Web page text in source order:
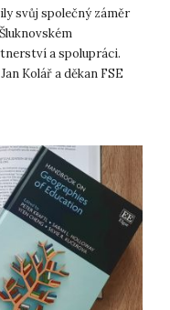
svůj společný záměr
a spolupráci.
Kolář a děkan FSE